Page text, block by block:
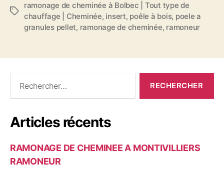
É
e
ramonage de cheminée à Bolbec | Tout type de
chauffage | Cheminée, insert, poêle à bois, poele a
granules pellet, ramonage de cheminée, ramoneur
c
h
Articles récents
RAMONAGE DE CHEMINEE A MONTIVILLIERS
RAMONEUR